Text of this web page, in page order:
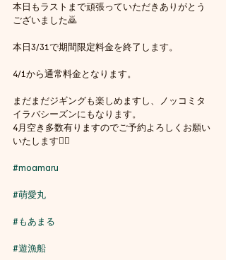
本日もラストまで頑張っていただきありがとう
ございました🙇
本日3/31で期間限定料金を終了します。
4/1から通常料金となります。
まだまだジギングも楽しめますし、ノッコミタ
イラバシーズンにもなります。
4月空き多数有りますのでご予約よろしくお願い
いたします🙇‍♀️
#moamaru
#萌愛丸
#もあまる
#遊漁船